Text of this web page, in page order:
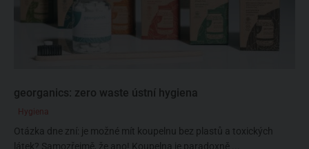
georganics: zero waste ústní hygiena
Hygiena
Otázka dne zní: je možné mít koupelnu bez plastů a toxických
látek? Samozřejmě, že ano! Koupelna je paradoxně ...